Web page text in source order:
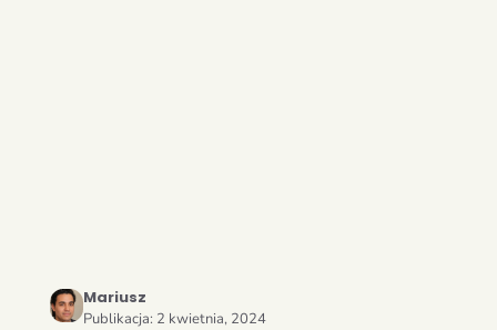
Mariusz
Publikacja: 2 kwietnia, 2024